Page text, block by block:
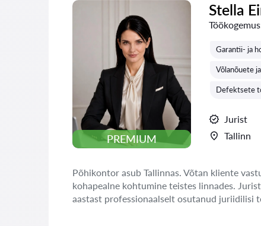
PREMIUM
Stella
Garantii- ja
Võlanõuete
Defektsete
Jurist
Tallinn
Põhikontor asub Tallinnas. Võtan kliente
kohapealne kohtumine teistes linnades.
aastast professionaalselt osutanud juriidilisi